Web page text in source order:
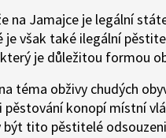
na Jamajce je legální
je však také ilegální
je důležitou formou
téma obživy chudých
pěstování konopí místní
být tito pěstitelé